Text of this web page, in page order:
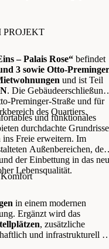
– Palais Rose“ befindet
3 sowie Otto-
und ist Teil
. Die Gebäudeerschließung
Preminger-Straße und für
des Quartiers.
und funktionales
durchdachte Grundrisse
ins Freie erweitern. Im
Außenbereichen, den
der Einbettung in das
Lebensqualität.
in einem modernen
Ergänzt wird das
, zusätzliche
und infrastrukturell